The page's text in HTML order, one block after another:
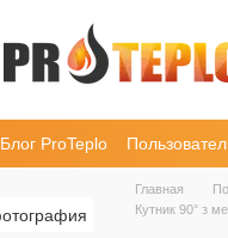
Блог ProTeplo
Главная
Кутник 90° з